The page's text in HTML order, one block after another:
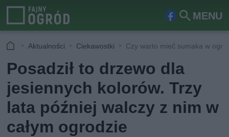
MENU
Fa
ceb
ook
Szu
Aktualności Ciekawostki Czy warto mieć sumaka w
Posadził to drzewo dla
jesiennych kolorów. Trzy
lata później walczy z nim w
całym ogrodzie